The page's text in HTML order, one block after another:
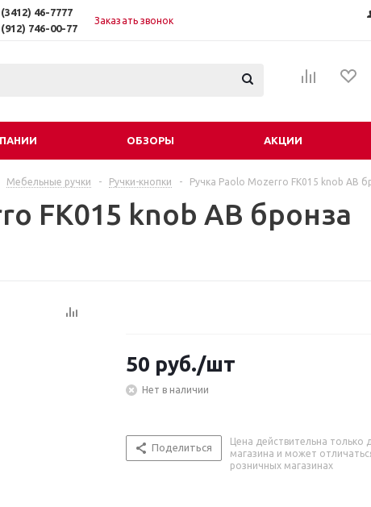
46-7777
(912) 746-00-77
Заказать звонок
ОБЗОРЫ АКЦИИ
Мебельные ручки - Ручки-кнопки - Ручка Paolo Mozerro FK015 knob AB
FK015 knob AB бронза
50 руб./шт
Нет в наличии
Поделиться
Цена действительна только
магазина и может
розничных магазинах